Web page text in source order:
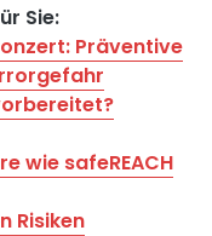
Sie:
Präventive
wie safeREACH
Risiken